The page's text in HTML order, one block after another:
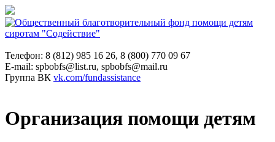
Телефон: 8 (812) 985 16 26, 8 (800) 770 09 67
E-mail: spbobfs@list.ru, spbobfs@mail.ru
Группа ВК vk.com/fundassistance
Организация помощи детям